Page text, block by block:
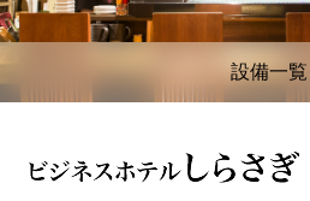
設備一覧